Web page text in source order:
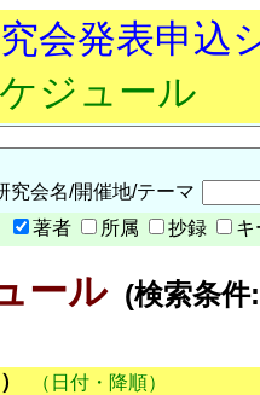
会発表申込
ジュール
究会名/開催地/テーマ
著者 所属 抄録 キ
ール(検索条件:
（日付・降順）